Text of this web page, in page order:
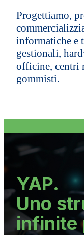
Progettiamo,
informatiche e
gestionali,
officine, centri
gommisti.
YAP.
Uno
infinite